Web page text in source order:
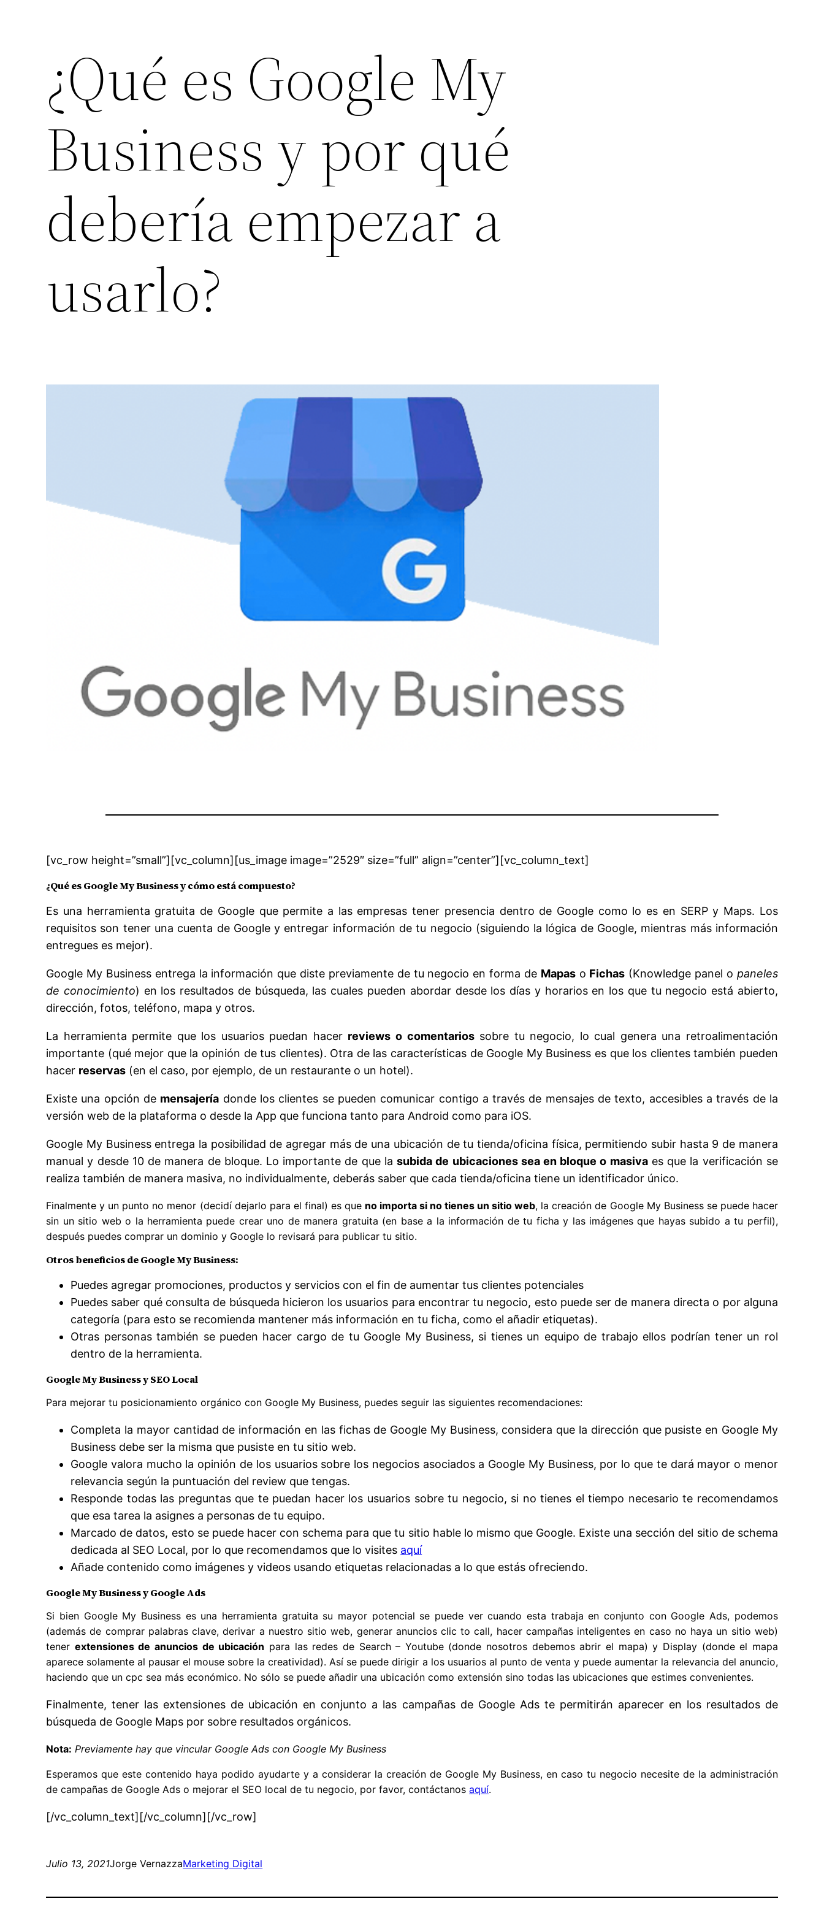
¿Qué es Google My
Business y por qué
debería empezar a
usarlo?
[vc_row height=”small”][vc_column][us_image image=”2529″ size=”full” align=”center”][vc_column_text]
¿Qué es Google My Business y cómo está compuesto?
Es una herramienta gratuita de Google que permite a las empresas tener presencia dentro de Google como lo es en SERP y Maps. Los
requisitos son tener una cuenta de Google y entregar información de tu negocio (siguiendo la lógica de Google, mientras más información
entregues es mejor).
Google My Business entrega la información que diste previamente de tu negocio en forma de Mapaso Fichas (Knowledge panel o paneles
de conocimiento) en los resultados de búsqueda, las cuales pueden abordar desde los días y horarios en los que tu negocio está abierto,
dirección, fotos, teléfono, mapa y otros.
La herramienta permite que los usuarios puedan hacer reviews o comentariossobre tu negocio, lo cual genera una retroalimentación
importante (qué mejor que la opinión de tus clientes). Otra de las características de Google My Business es que los clientes también pueden
hacer reservas (en el caso, por ejemplo, de un restaurante o un hotel).
Existe una opción de mensajería donde los clientes se pueden comunicar contigo a través de mensajes de texto, accesibles a través de la
versión web de la plataforma o desde la App que funciona tanto para Android como para iOS.
Google My Business entrega la posibilidad de agregar más de una ubicación de tu tienda/oficina física, permitiendo subir hasta 9 de manera
manual y desde 10 de manera de bloque. Lo importante de que lasubida de ubicaciones sea en bloque o masivaes que la verificación se
realiza también de manera masiva, no individualmente, deberás saber que cada tienda/oficina tiene un identificador único.
Finalmente y un punto no menor (decidí dejarlo para el final) es que no importa si no tienes un sitio web, la creación de Google My Business se puede hacer
sin un sitio web o la herramienta puede crear uno de manera gratuita (en base a la información de tu ficha y las imágenes que hayas subido a tu perfil),
después puedes comprar un dominio y Google lo revisará para publicar tu sitio.
Otros beneficios de Google My Business:
Puedes agregar promociones, productos y servicios con el fin de aumentar tus clientes potenciales
Puedes saber qué consulta de búsqueda hicieron los usuarios para encontrar tu negocio, esto puede ser de manera directa o por alguna
categoría (para esto se recomienda mantener más información en tu ficha, como el añadir etiquetas).
Otras personas también se pueden hacer cargo de tu Google My Business, si tienes un equipo de trabajo ellos podrían tener un rol
dentro de la herramienta.
Google My Business y SEO Local
Para mejorar tu posicionamiento orgánico con Google My Business, puedes seguir las siguientes recomendaciones:
Completa la mayor cantidad de información en las fichas de Google My Business, considera que la dirección que pusiste en Google My
Business debe ser la misma que pusiste en tu sitio web.
Google valora mucho la opinión de los usuarios sobre los negocios asociados a Google My Business, por lo que te dará mayor o menor
relevancia según la puntuación del review que tengas.
Responde todas las preguntas que te puedan hacer los usuarios sobre tu negocio, si no tienes el tiempo necesario te recomendamos
que esa tarea la asignes a personas de tu equipo.
Marcado de datos, esto se puede hacer con schema para que tu sitio hable lo mismo que Google. Existe una sección del sitio de schema
dedicada al SEO Local, por lo que recomendamos que lo visites aquí
Añade contenido como imágenes y videos usando etiquetas relacionadas a lo que estás ofreciendo.
Google My Business y Google Ads
Si bien Google My Business es una herramienta gratuita su mayor potencial se puede ver cuando esta trabaja en conjunto con Google Ads, podemos
(además de comprar palabras clave, derivar a nuestro sitio web, generar anuncios clic to call, hacer campañas inteligentes en caso no haya un sitio web)
tener extensiones de anuncios de ubicación para las redes de Search – Youtube (donde nosotros debemos abrir el mapa) y Display (donde el mapa
aparece solamente al pausar el mouse sobre la creatividad). Así se puede dirigir a los usuarios al punto de venta y puede aumentar la relevancia del anuncio,
haciendo que un cpc sea más económico. No sólo se puede añadir una ubicación como extensión sino todas las ubicaciones que estimes convenientes.
Finalmente, tener las extensiones de ubicación en conjunto a las campañas de Google Ads te permitirán aparecer en los resultados de
búsqueda de Google Maps por sobre resultados orgánicos.
Nota: Previamente hay que vincular Google Ads con Google My Business
Esperamos que este contenido haya podido ayudarte y a considerar la creación de Google My Business, en caso tu negocio necesite de la administración
de campañas de Google Ads o mejorar el SEO local de tu negocio, por favor, contáctanosaquí.
[/vc_column_text][/vc_column][/vc_row]
Julio 13, 2021Jorge VernazzaMarketing Digital